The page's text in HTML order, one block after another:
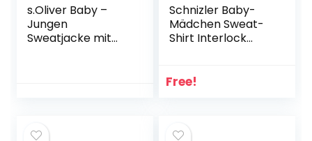
s.Oliver Baby –
Jungen
Sweatjacke mit
Schnizler Baby-
Mädchen Sweat-
Shirt Interlock
Free!